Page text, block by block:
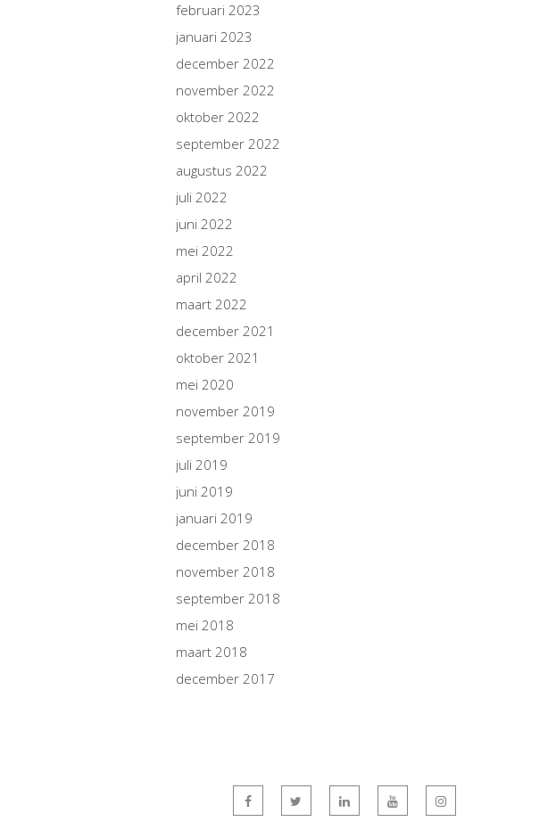
februari 2023
januari 2023
december 2022
november 2022
oktober 2022
september 2022
augustus 2022
juli 2022
juni 2022
mei 2022
april 2022
maart 2022
december 2021
oktober 2021
mei 2020
november 2019
september 2019
juli 2019
juni 2019
januari 2019
december 2018
november 2018
september 2018
mei 2018
maart 2018
december 2017